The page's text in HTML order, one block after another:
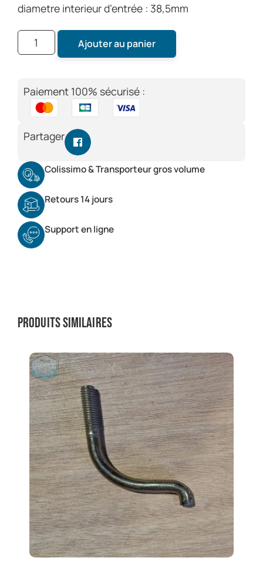
diametre interieur d’entrée : 38,5mm
Ajouter au panier
Paiement 100% sécurisé :
Partager
Colissimo & Transporteur gros volume
Retours 14 jours
Support en ligne
Produits similaires